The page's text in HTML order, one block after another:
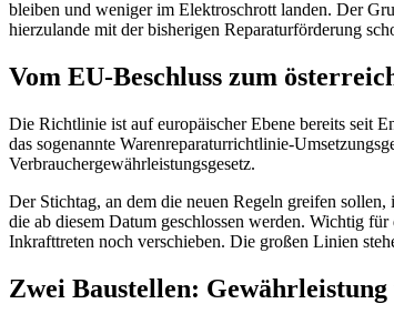
bleiben und weniger im Elektroschrott landen. Der
hierzulande mit der bisherigen Reparaturförderung
Vom EU-Beschluss zum
Die Richtlinie ist auf europäischer Ebene bereits seit
das sogenannte Warenreparaturrichtlinie-
Verbrauchergewährleistungsgesetz.
Der Stichtag, an dem die neuen Regeln greifen
die ab diesem Datum geschlossen werden. Wichtig
Inkrafttreten noch verschieben. Die großen Linien
Zwei Baustellen: